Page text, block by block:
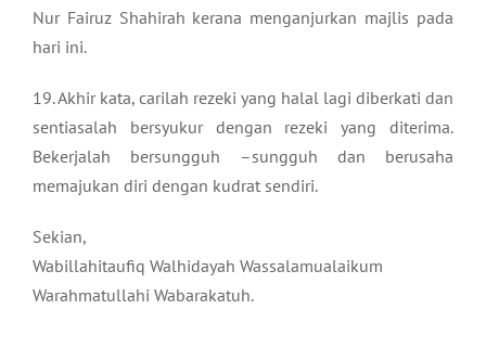
Nur Fairuz Shahirah kerana menganjurkan majlis pada
hari ini.
19. Akhir kata, carilah rezeki yang halal lagi diberkati dan
sentiasalah bersyukur dengan rezeki yang diterima.
Bekerjalah bersungguh –sungguh dan berusaha
memajukan diri dengan kudrat sendiri.
Sekian,
Wabillahitaufiq Walhidayah Wassalamualaikum
Warahmatullahi Wabarakatuh.